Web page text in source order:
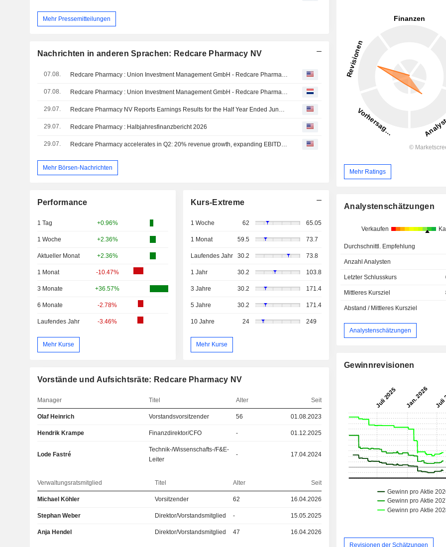
Mehr Pressemitteilungen
Nachrichten in anderen Sprachen: Redcare Pharmacy NV
07.08. Redcare Pharmacy : Union Investment Management GmbH - Redcare Pharmacy N.V. - Venlo
07.08. Redcare Pharmacy : Union Investment Management GmbH - Redcare Pharmacy N.V. - Venlo
29.07. Redcare Pharmacy NV Reports Earnings Results for the Half Year Ended June 30, 2026
29.07. Redcare Pharmacy : Halbjahresfinanzbericht 2026
29.07. Redcare Pharmacy accelerates in Q2: 20% revenue growth, expanding EBITDA margin; International turning profitable.
Mehr Börsen-Nachrichten
Performance
1 Tag +0.96%
1 Woche +2.36%
Aktueller Monat +2.36%
1 Monat -10.47%
3 Monate +36.57%
6 Monate -2.78%
Laufendes Jahr -3.46%
Mehr Kurse
Kurs-Extreme
1 Woche 62 65.05
1 Monat 59.5 73.7
Laufendes Jahr 30.2 73.8
1 Jahr 30.2 103.8
3 Jahre 30.2 171.4
5 Jahre 30.2 171.4
10 Jahre 24 249
Mehr Kurse
Vorstände und Aufsichtsräte: Redcare Pharmacy NV
Manager Titel Alter Seit
Olaf Heinrich Vorstandsvorsitzender 56 01.08.2023
Hendrik Krampe Finanzdirektor/CFO - 01.12.2025
Lode Fastré
Technik-/Wissenschafts-/F&E-
Leiter
- 17.04.2024
Verwaltungsratsmitglied Titel Alter Seit
Michael Köhler Vorsitzender 62 16.04.2026
Stephan Weber Direktor/Vorstandsmitglied - 15.05.2025
Anja Hendel Direktor/Vorstandsmitglied 47 16.04.2026
Mehr Ratings
Analystenschätzungen
Verkaufen
Durchschnittl. Empfehlung
Anzahl Analysten
Letzter Schlusskurs
Mittleres Kursziel
Abstand / Mittleres Kursziel
Analystenschätzungen
Gewinnrevisionen
Revisionen der Schätzungen